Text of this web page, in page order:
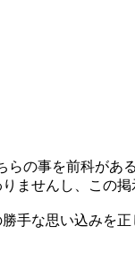
らの事を前科が
せんし、この
手な思い込みを